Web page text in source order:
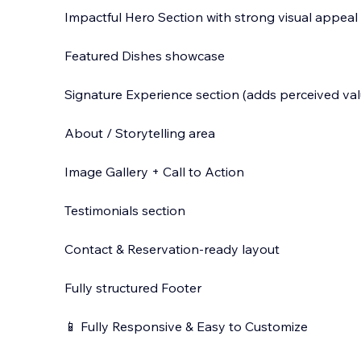
Impactful Hero Section with strong visual appeal
Featured Dishes showcase
Signature Experience section (adds perceived
About / Storytelling area
Image Gallery + Call to Action
Testimonials section
Contact & Reservation-ready layout
Fully structured Footer
📱 Fully Responsive & Easy to Customize